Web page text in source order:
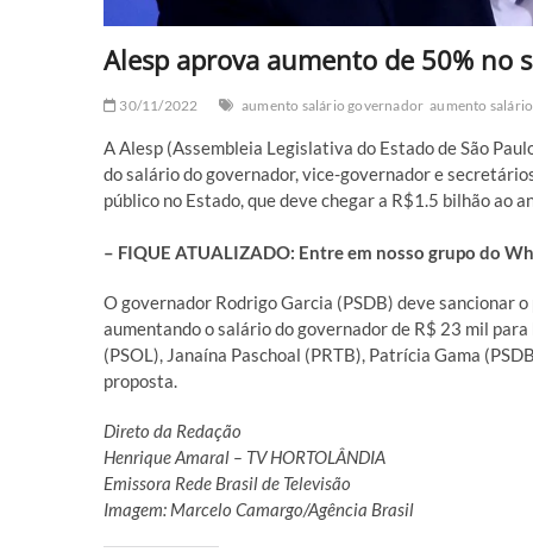
Alesp aprova aumento de 50% no
30/11/2022 aumento salário governador aumento
A Alesp (Assembleia Legislativa do Estado de São
do salário do governador, vice-governador e
público no Estado, que deve chegar a R$1.5 bilhão ao
– FIQUE ATUALIZADO: Entre em nosso grupo do
O governador Rodrigo Garcia (PSDB) deve sancionar
aumentando o salário do governador de R$ 23 mil
(PSOL), Janaína Paschoal (PRTB), Patrícia Gama
proposta.
Direto da Redação
Henrique Amaral – TV HORTOLÂNDIA
Emissora Rede Brasil de Televisão
Imagem: Marcelo Camargo/Agência Brasil